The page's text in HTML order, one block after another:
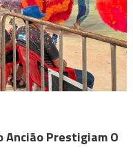
Ancião Prestigiam O